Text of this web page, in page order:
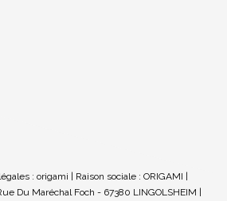
: origami | Raison sociale : ORIGAMI |
Du Maréchal Foch - 67380 LINGOLSHEIM |